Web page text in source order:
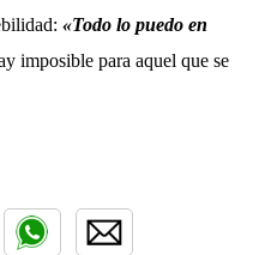
«Todo lo puedo en
imposible para aquel que se